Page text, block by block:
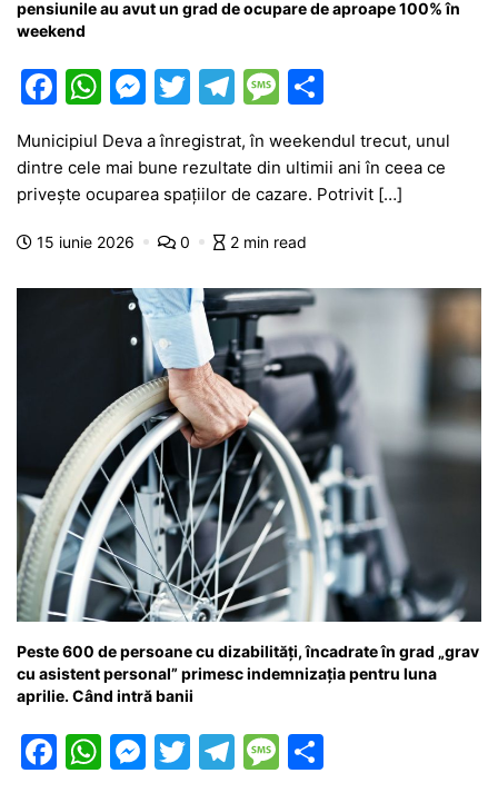
pensiunile au avut un grad de ocupare de aproape 100% în
weekend
F
c
e
b
o
W
at
s
A
p
M
s
s
e
g
er
T
itt
er
T
e
gr
a
M
s
s
a
g
e
ta
je
ă
Municipiul Deva a înregistrat, în weekendul trecut, unul
dintre cele mai bune rezultate din ultimii ani în ceea ce
privește ocuparea spațiilor de cazare. Potrivit […]
15 iunie 2026 0 2 min read
Peste 600 de persoane cu dizabilități, încadrate în grad „grav
cu asistent personal” primesc indemnizația pentru luna
aprilie. Când intră banii
F
W M T
T
M